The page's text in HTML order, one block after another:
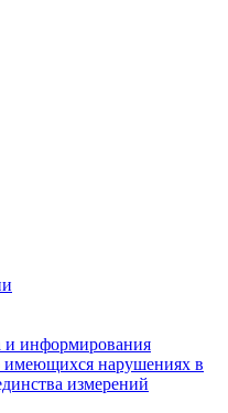
и информирования
имеющихся нарушениях в
измерений